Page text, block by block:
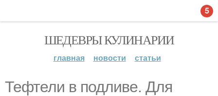
ШЕДЕВРЫ КУЛИНАРИИ
главная новости статьи
Тефтели в подливе. Для
5